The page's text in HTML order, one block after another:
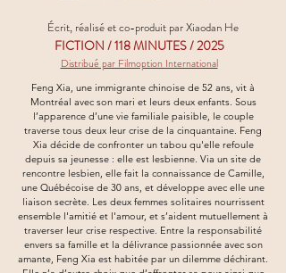
Écrit, réalisé et co-produit par Xiaodan He
FICTION / 118 MINUTES / 2025
Distribué par Filmoption International
Feng Xia, une immigrante chinoise de 52 ans, vit à
Montréal avec son mari et leurs deux enfants. Sous
l’apparence d’une vie familiale paisible, le couple
traverse tous deux leur crise de la cinquantaine. Feng
Xia décide de confronter un tabou qu'elle refoule
depuis sa jeunesse : elle est lesbienne. Via un site de
rencontre lesbien, elle fait la connaissance de Camille,
une Québécoise de 30 ans, et développe avec elle une
liaison secrète. Les deux femmes solitaires nourrissent
ensemble l'amitié et l'amour, et s’aident mutuellement à
traverser leur crise respective. Entre la responsabilité
envers sa famille et la délivrance passionnée avec son
amante, Feng Xia est habitée par un dilemme déchirant.